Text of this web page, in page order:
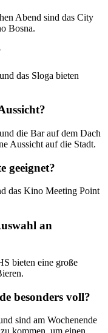
Abend sind das City
Bosna.
das Sloga bieten
die Bar auf dem Dach
Aussicht auf die Stadt.
geeignet?
das Kino Meeting Point
an
bieten eine große
besonders voll?
sind am Wochenende